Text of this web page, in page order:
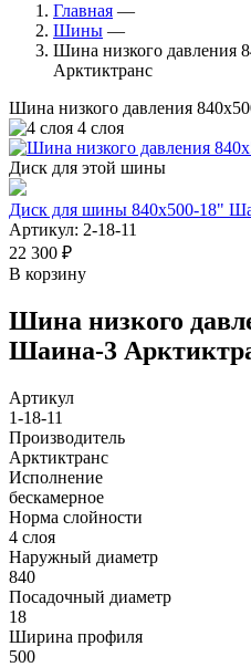
Главная —
Шины —
Шина низкого давления
Арктиктранс
Шина низкого давления
4 слоя
Диск для этой шины
Диск для шины 840х500-18"
Артикул: 2-18-11
22 300 ₽
В корзину
Шина низкого
Шаина-3
Артикул
1-18-11
Производитель
Арктиктранс
Исполнение
бескамерное
Норма слойности
4 слоя
Наружный диаметр
840
Посадочный диаметр
18
Ширина профиля
500